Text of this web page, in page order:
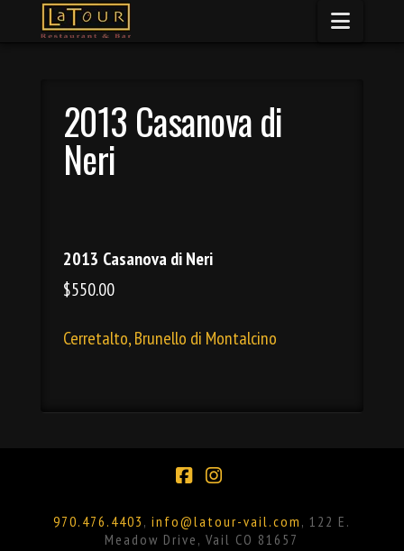
2013 Casanova di
Neri
2013 Casanova di Neri
$550.00
Cerretalto, Brunello di Montalcino
970.476.4403 , info@latour-vail.com , 122 E.
Meadow Drive, Vail CO 81657